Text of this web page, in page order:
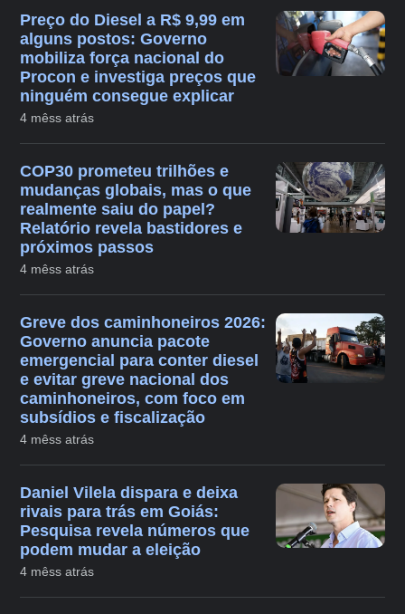
Preço do Diesel a R$ 9,99 em
alguns postos: Governo
mobiliza força nacional do
Procon e investiga preços que
ninguém consegue explicar
4 mêss atrás
COP30 prometeu trilhões e
mudanças globais, mas o que
realmente saiu do papel?
Relatório revela bastidores e
próximos passos
4 mêss atrás
Greve dos caminhoneiros 2026:
Governo anuncia pacote
emergencial para conter diesel
e evitar greve nacional dos
caminhoneiros, com foco em
subsídios e fiscalização
4 mêss atrás
Daniel Vilela dispara e deixa
rivais para trás em Goiás:
Pesquisa revela números que
podem mudar a eleição
4 mêss atrás